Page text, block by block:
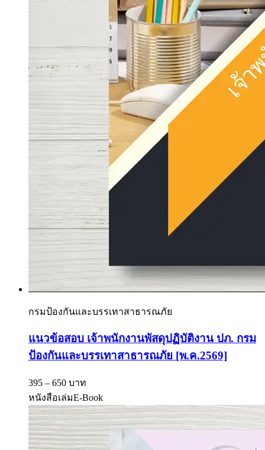
กรมป้องกันและบรรเทาสาธารณภัย
แนวข้อสอบ เจ้าพนักงานพัสดุปฏิบัติงาน ปภ. กรม
ป้องกันและบรรเทาสาธารณภัย [พ.ค.2569]
395 – 650 บาท
หนังสือเล่มE-Book